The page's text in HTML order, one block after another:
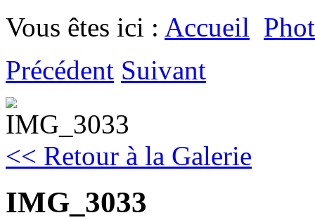
Vous êtes ici : Accueil
Précédent Suivant
<< Retour à la Galerie
IMG_3033